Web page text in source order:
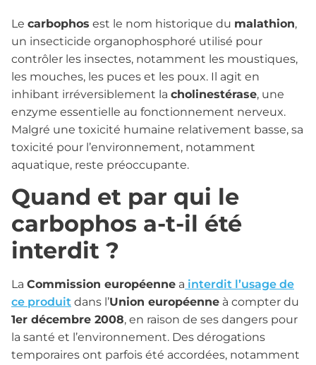
Le carbophos est le nom historique du malathion,
un insecticide organophosphoré utilisé pour
contrôler les insectes, notamment les moustiques,
les mouches, les puces et les poux. Il agit en
inhibant irréversiblement la cholinestérase, une
enzyme essentielle au fonctionnement nerveux.
Malgré une toxicité humaine relativement basse, sa
toxicité pour l’environnement, notamment
aquatique, reste préoccupante.
Quand et par qui le
carbophos a-t-il été
interdit ?
La Commission européenne a interdit l’usage de
ce produit dans l’Union européenne à compter du
1er décembre 2008, en raison de ses dangers pour
la santé et l’environnement. Des dérogations
temporaires ont parfois été accordées, notamment